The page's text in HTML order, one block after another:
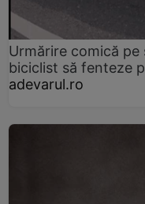
Urmărire comică pe
biciclist să fenteze
adevarul.ro